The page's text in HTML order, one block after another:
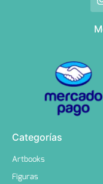
Categorías
Artbooks
Figuras